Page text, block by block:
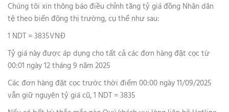
Chúng tôi xin thông báo điều chỉnh tăng tỷ giá đồng Nhân dân
tệ theo biến động thị trường, cụ thể như sau:
1 NDT = 3835VNĐ
Tỷ giá này được áp dụng cho tất cả các đơn hàng đặt cọc từ
00:01 ngày 12 tháng 9 năm 2025
Các đơn hàng đặt cọc trước thời điểm 00:00 ngày 11/09/2025
vẫn giữ nguyên tỷ giá cũ, 1 NDT = 3835